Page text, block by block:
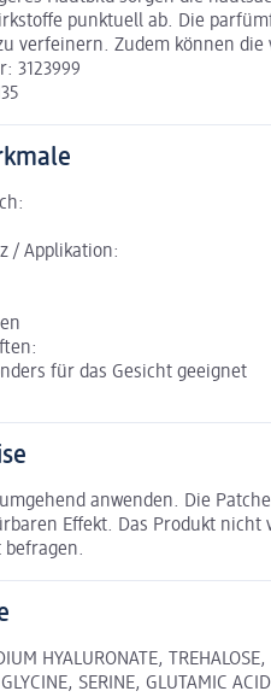
punktuell ab. Die
verfeinern. Zudem können
3123999
/ Applikation:
für das Gesicht geeignet
anwenden. Die
Effekt. Das Produkt
befragen.
HYALURONATE,
SERINE, GLUTAMIC